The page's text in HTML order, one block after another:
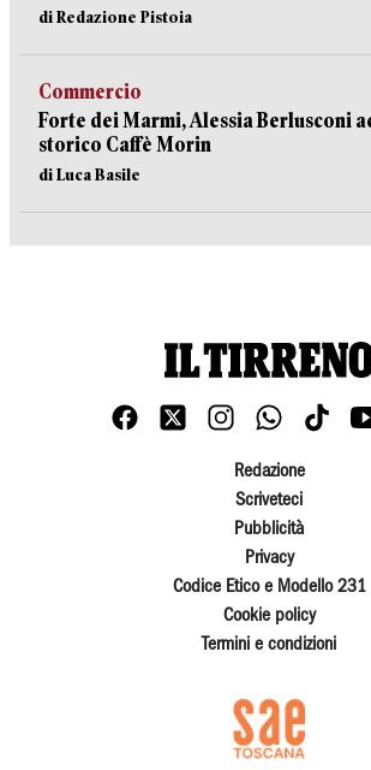
di Redazione Pistoia
Commercio
Forte dei Marmi, Alessia Berlusconi
storico Caffè Morin
di Luca Basile
Redazione
Scriveteci
Pubblicità
Privacy
Codice Etico e Modello 231
Cookie policy
Termini e condizioni